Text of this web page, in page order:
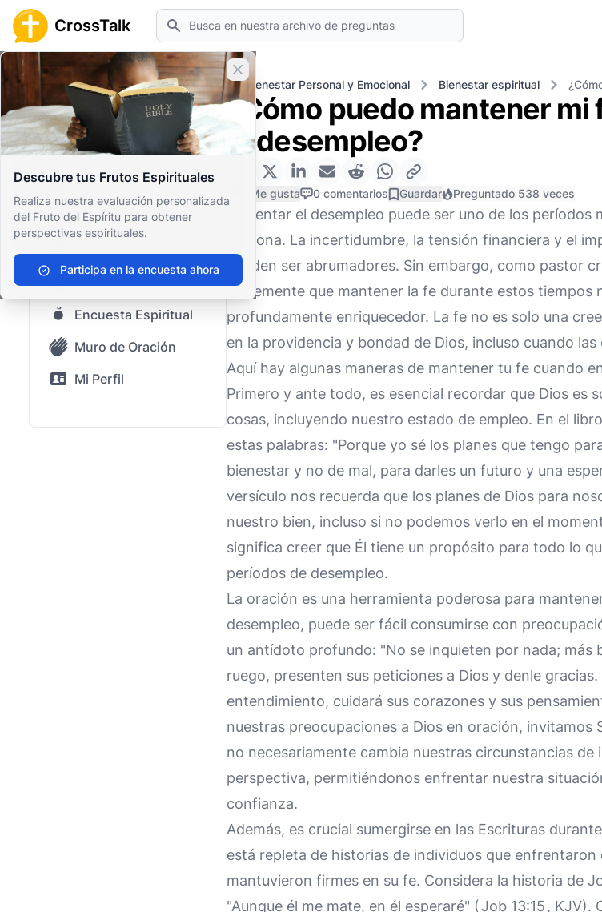
CrossTalk Buscar
Cerrar banner
Descubre tus Frutos Espirituales
Realiza nuestra evaluación personalizada
del Fruto del Espíritu para obtener
perspectivas espirituales.
Participa en la encuesta ahora
Inicio Archivo de Preguntas Bienestar Personal y Emocional Bienestar espiritual
Inicio
Archivo de Preguntas
Nuestro blog
Contenido guardado
Preguntas Populares
Biblia Sagrada
Encuesta Espiritual
Muro de Oración
Mi Perfil
¿Cómo puedo mantener
el desempleo?
0 Me gusta 0 comentarios Guardar Preguntado 538 veces
Enfrentar el desempleo puede ser uno de los períodos
persona. La incertidumbre, la tensión financiera y el
pueden ser abrumadores. Sin embargo, como pastor
firmemente que mantener la fe durante estos tiempos
profundamente enriquecedor. La fe no es solo una
en la providencia y bondad de Dios, incluso cuando
Aquí hay algunas maneras de mantener tu fe cuando
Primero y ante todo, es esencial recordar que Dios es
cosas, incluyendo nuestro estado de empleo. En el
estas palabras: "Porque yo sé los planes que tengo
bienestar y no de mal, para darles un futuro y una
versículo nos recuerda que los planes de Dios para
nuestro bien, incluso si no podemos verlo en el
significa creer que Él tiene un propósito para todo lo
períodos de desempleo.
La oración es una herramienta poderosa para
desempleo, puede ser fácil consumirse con
un antídoto profundo: "No se inquieten por nada; más
ruego, presenten sus peticiones a Dios y denle
entendimiento, cuidará sus corazones y sus
nuestras preocupaciones a Dios en oración, invitamos
no necesariamente cambia nuestras circunstancias
perspectiva, permitiéndonos enfrentar nuestra
confianza.
Además, es crucial sumergirse en las Escrituras
está repleta de historias de individuos que
mantuvieron firmes en su fe. Considera la historia de
"Aunque él me mate, en él esperaré" (Job 13:15 , KJV).